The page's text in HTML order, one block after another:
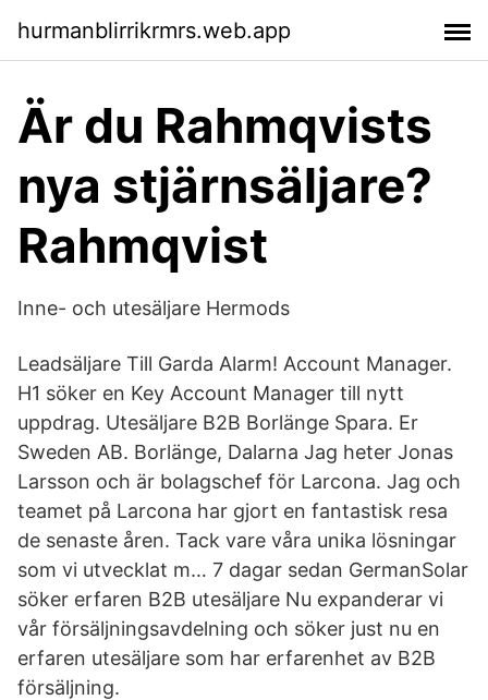
hurmanblirrikrmrs.web.app
Är du Rahmqvists
nya stjärnsäljare?
Rahmqvist
Inne- och utesäljare Hermods
Leadsäljare Till Garda Alarm! Account Manager.
H1 söker en Key Account Manager till nytt
uppdrag. Utesäljare B2B Borlänge Spara. Er
Sweden AB. Borlänge, Dalarna Jag heter Jonas
Larsson och är bolagschef för Larcona. Jag och
teamet på Larcona har gjort en fantastisk resa
de senaste åren. Tack vare våra unika lösningar
som vi utvecklat m… 7 dagar sedan GermanSolar
söker erfaren B2B utesäljare Nu expanderar vi
vår försäljningsavdelning och söker just nu en
erfaren utesäljare som har erfarenhet av B2B
försäljning.